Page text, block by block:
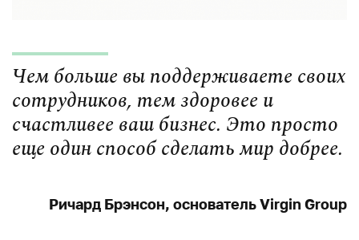
Чем больше вы поддерживаете своих
сотрудников, тем здоровее и
счастливее ваш бизнес. Это просто
еще один способ сделать мир добрее.
Ричард Брэнсон, основатель Virgin Group